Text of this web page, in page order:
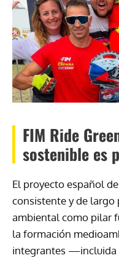
FIM Ride
sostenible es
El proyecto español
consistente y de largo
ambiental como pilar
la formación
integrantes —incluida